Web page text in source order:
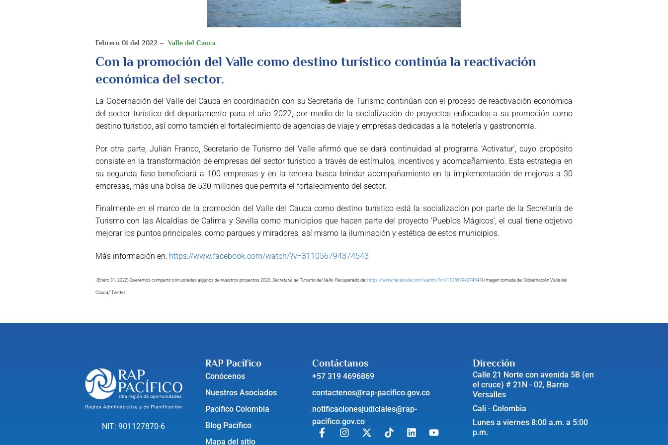
Febrero 01 del 2022 –Valle del Cauca
Con la promoción del Valle como destino turístico continúa la reactivación
económica del sector.
La Gobernación del Valle del Cauca en coordinación con su Secretaría de Turismo continúan con el proceso de reactivación económica
del sector turístico del departamento para el año 2022, por medio de la socialización de proyectos enfocados a su promoción como
destino turístico, así como también el fortalecimiento de agencias de viaje y empresas dedicadas a la hotelería y gastronomía.
Por otra parte, Julián Franco, Secretario de Turismo del Valle afirmó que se dará continuidad al programa ‘Activatur’, cuyo propósito
consiste en la transformación de empresas del sector turístico a través de estímulos, incentivos y acompañamiento. Esta estrategia en
su segunda fase beneficiará a 100 empresas y en la tercera busca brindar acompañamiento en la implementación de mejoras a 30
empresas, más una bolsa de 530 millones que permita el fortalecimiento del sector.
Finalmente en el marco de la promoción del Valle del Cauca como destino turístico está la socialización por parte de la Secretaría de
Turismo con las Alcaldías de Calima y Sevilla como municipios que hacen parte del proyecto ‘Pueblos Mágicos’, el cual tiene objetivo
mejorar los puntos principales, como parques y miradores, así mismo la iluminación y estética de estos municipios.
Más información en: https://www.facebook.com/watch/?v=311056794374543
(Enero 31, 2022) Queremos compartir con ustedes algunos de nuestros proyectos 2022. Secretaría de Turismo del Valle . Recuperado de: https://www.facebook.com/watch/?v=311056794374543 I /magen tomada de: Gobernación Valle del
Cauca/ Twitter
NIT: 901127870-6
RAP Pacífico
Conócenos
Nuestros Asociados
Pacífico Colombia
Blog Pacífico
Mapa del sitio
Contáctanos
+57 319 4696869
contactenos@rap-pacifico.gov.co
notificacionesjudiciales@rap-
pacifico.gov.co
Dirección
Calle 21 Norte con avenida 5B (en
el cruce) # 21N - 02, Barrio
Versalles
Cali - Colombia
Lunes a viernes 8:00 a.m. a 5:00
p.m.